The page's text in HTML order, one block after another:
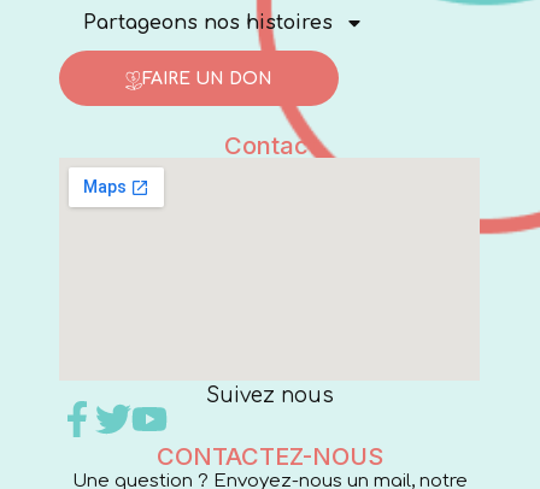
Partageons nos histoires
FAIRE UN DON
Contact
Suivez nous
CONTACTEZ-NOUS
Une question ? Envoyez-nous un mail, notre